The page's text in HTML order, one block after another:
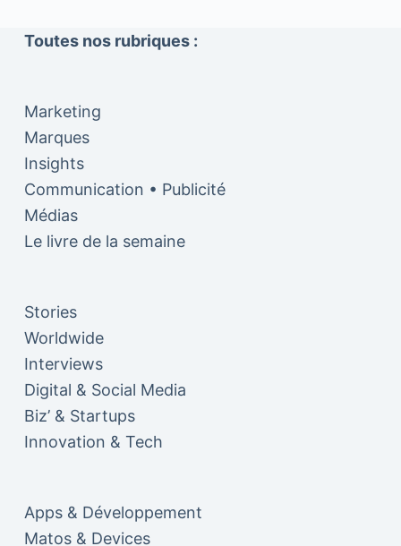
Toutes nos rubriques :
Marketing
Marques
Insights
Communication • Publicité
Médias
Le livre de la semaine
Stories
Worldwide
Interviews
Digital & Social Media
Biz’ & Startups
Innovation & Tech
Apps & Développement
Matos & Devices